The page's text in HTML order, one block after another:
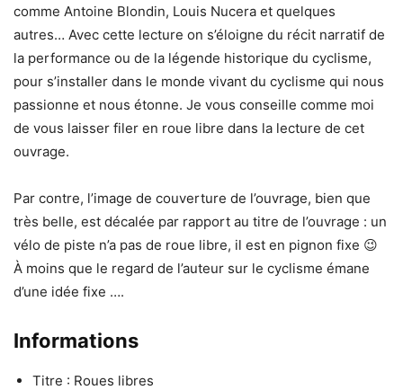
comme Antoine Blondin, Louis Nucera et quelques
autres… Avec cette lecture on s’éloigne du récit narratif de
la performance ou de la légende historique du cyclisme,
pour s’installer dans le monde vivant du cyclisme qui nous
passionne et nous étonne. Je vous conseille comme moi
de vous laisser filer en roue libre dans la lecture de cet
ouvrage.
Par contre, l’image de couverture de l’ouvrage, bien que
très belle, est décalée par rapport au titre de l’ouvrage : un
vélo de piste n’a pas de roue libre, il est en pignon fixe 😉
À moins que le regard de l’auteur sur le cyclisme émane
d’une idée fixe ….
Informations
Titre : Roues libres